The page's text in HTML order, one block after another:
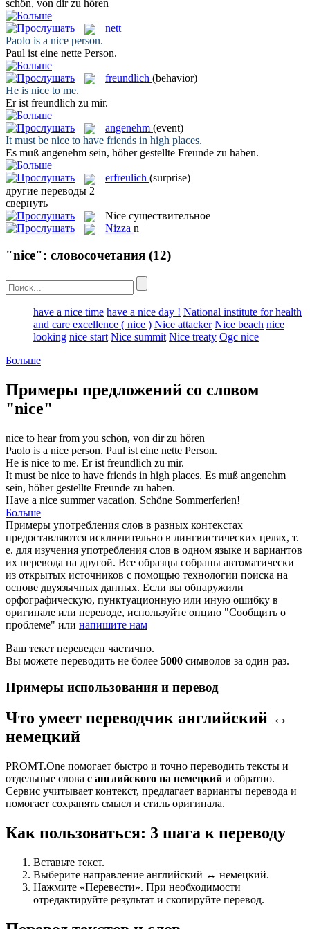
schön, von dir zu hören
nett
Paolo is a nice person.
Paul ist eine nette Person.
freundlich (behavior)
He is nice to me.
Er ist freundlich zu mir.
angenehm (event)
It must be nice to have friends in high places.
Es muß angenehm sein, höher gestellte Freunde zu haben.
erfreulich (surprise)
другие переводы 2
свернуть
Nice существительное
Nizza n
"nice": словосочетания (12)
have a nice time have a nice day ! National institute for health
and care excellence ( nice ) Nice attacker Nice beach nice
looking nice start Nice summit Nice treaty Ogc nice
Больше
Примеры предложений со словом
"nice"
nice to hear from you schön, von dir zu hören
Paolo is a nice person. Paul ist eine nette Person.
He is nice to me. Er ist freundlich zu mir.
It must be nice to have friends in high places. Es muß angenehm
sein, höher gestellte Freunde zu haben.
Have a nice summer vacation. Schöne Sommerferien!
Больше
Примеры употребления слов в разных контекстах
предоставляются исключительно в лингвистических целях, т.
е. для изучения употребления слов в одном языке и вариантов
их перевода на другой. Все образцы собраны автоматически
из открытых источников с помощью технологии поиска на
основе двуязычных данных. Если вы обнаружили
орфографическую, пунктуационную или иную ошибку в
оригинале или переводе, используйте опцию "Сообщить о
проблеме" или напишите нам
Ваш текст переведен частично.
Вы можете переводить не более 5000 символов за один раз.
Примеры использования и перевод
Что умеет переводчик английский ↔
немецкий
PROMT.One помогает быстро и точно переводить тексты и
отдельные слова с английского на немецкий и обратно.
Сервис учитывает контекст, предлагает варианты перевода и
помогает сохранять смысл и стиль оригинала.
Как пользоваться: 3 шага к переводу
Вставьте текст.
Выберите направление английский ↔ немецкий.
Нажмите «Перевести». При необходимости
отредактируйте результат и скопируйте перевод.